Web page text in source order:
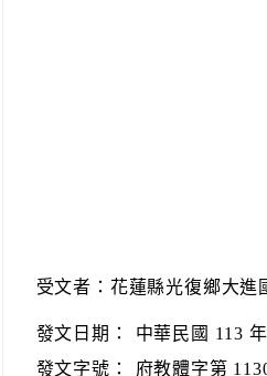
受文者：花蓮縣光復鄉大進
發文日期：
中華民國 113
發文字號：
府教體字第